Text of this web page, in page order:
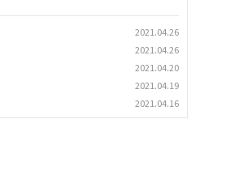
2021.04.26
2021.04.26
2021.04.20
2021.04.19
2021.04.16